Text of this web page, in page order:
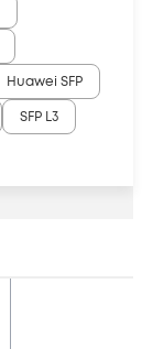
Huawei SFP
SFP L3